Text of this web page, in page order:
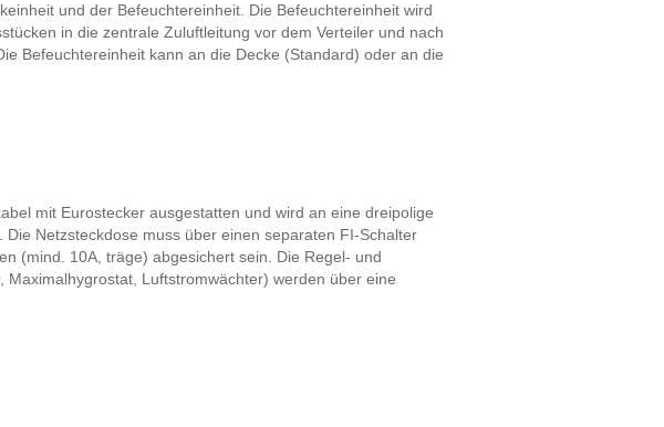
und der Befeuchtereinheit. Die Befeuchtereinheit wird
in die zentrale Zuluftleitung vor dem Verteiler und nach
Befeuchtereinheit kann an die Decke (Standard) oder an die
mit Eurostecker ausgestatten und wird an eine dreipolige
Netzsteckdose muss über einen separaten FI-Schalter
(mind. 10A, träge) abgesichert sein. Die Regel- und
Luftstromwächter) werden über eine